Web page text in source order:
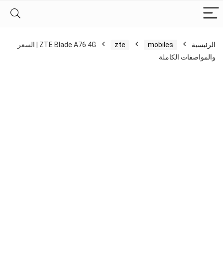
الرئيسية mobiles
zte
ZTE Blade A76 4G | السعر
والمواصفات الكاملة